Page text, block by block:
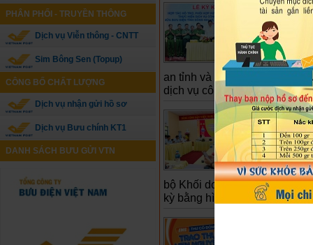
PHÂN PHỐI - TRUYỀN THÔNG
Dịch vụ Viễn thông - CNTT
Sim Bông Sen (Topup)
CÔNG BỐ CHẤT LƯỢNG
Dịch vụ nhận gửi hồ sơ
Dịch vụ Bưu chính KT1
DANH SÁCH BƯU GỬI VTN
Công an
đẩy
Triển
sát Quản
và Tổng
an tỉnh và Bưu điện tỉnh đã
dịch vụ công trực tuyến.
Đánh giá
(ĐN) -
MTTQ
Đảng
Hòa,
bộ Khối doanh nghiệp tỉnh
kỳ bằng hình thức ứng dụng